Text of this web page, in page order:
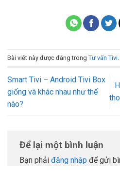
Bài viết này được đăng trong Tư vấn Tivi
Smart Tivi – Android Tivi Box
giống và khác nhau như thế
nào?
Để lại một bình luận
Bạn phải đăng nhập để gửi